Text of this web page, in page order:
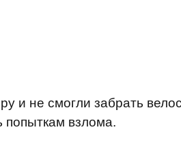
и не смогли забрать
попыткам взлома.